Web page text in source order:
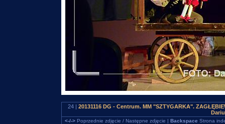
24 | 20131116 DG - Centrum. MM "SZTYGARKA".
<-/->Poprzednie zdjęcie / Następne zdjęcie | Backspace Strona